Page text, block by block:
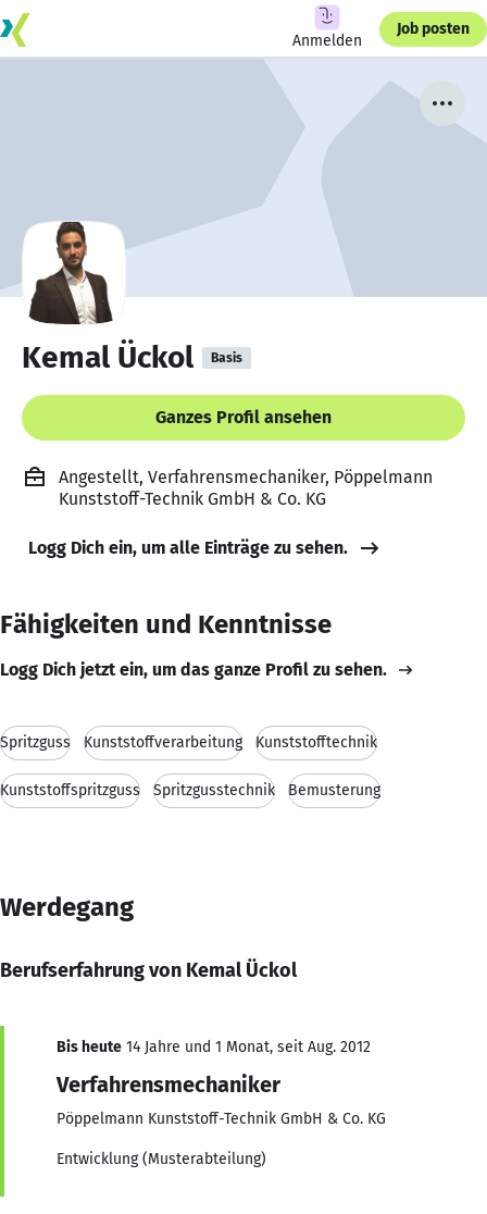
Anmelden
Job posten
Kemal Ückol Basis
Ganzes Profil ansehen
Angestellt, Verfahrensmechaniker, Pöppelmann
Kunststoff-Technik GmbH & Co. KG
Logg Dich ein, um alle Einträge zu sehen.
Fähigkeiten und Kenntnisse
Logg Dich jetzt ein, um das ganze Profil zu sehen.
Spritzguss Kunststoffverarbeitung Kunststofftechnik
Kunststoffspritzguss Spritzgusstechnik Bemusterung
Werdegang
Berufserfahrung von Kemal Ückol
Bis heute 14 Jahre und 1 Monat, seit Aug. 2012
Verfahrensmechaniker
Pöppelmann Kunststoff-Technik GmbH & Co. KG
Entwicklung (Musterabteilung)